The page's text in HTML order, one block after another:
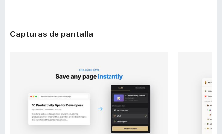
n
a
r
a
F
i
s
Capturas de pantalla